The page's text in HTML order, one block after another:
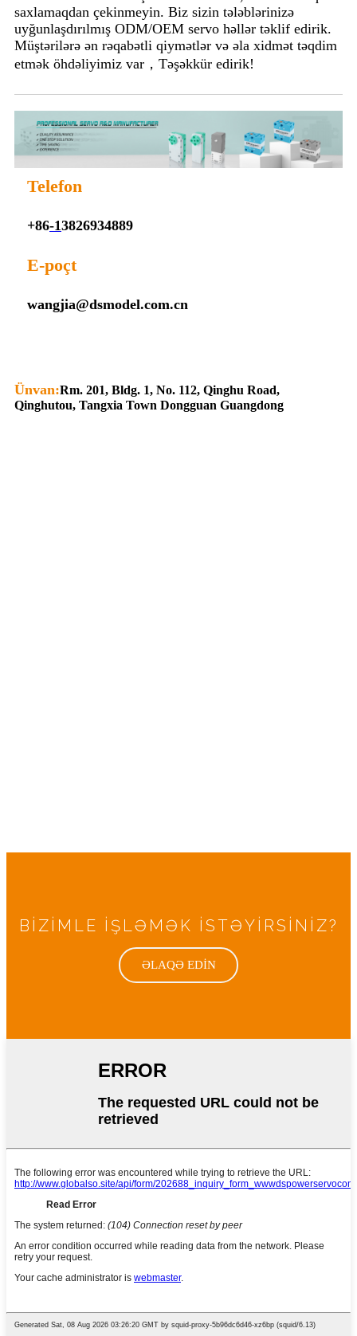
saxlamaqdan çekinmeyin. Biz sizin tələblərinizə
uyğunlaşdırılmış ODM/OEM servo həllər təklif edirik.
Müştərilərə ən rəqabətli qiymətlər və əla xidmət təqdim
etmək öhdəliyimiz var，Təşəkkür edirik!
Telefon
+86-13826934889
E-poçt
wangjia@dsmodel.com.cn
Ünvan:Rm. 201, Bldg. 1, No. 112, Qinghu Road,
Qinghutou, Tangxia Town Dongguan Guangdong
BİZİMLE İŞLƏMƏK İSTƏYİRSİNİZ?
ƏLAQƏ EDİN